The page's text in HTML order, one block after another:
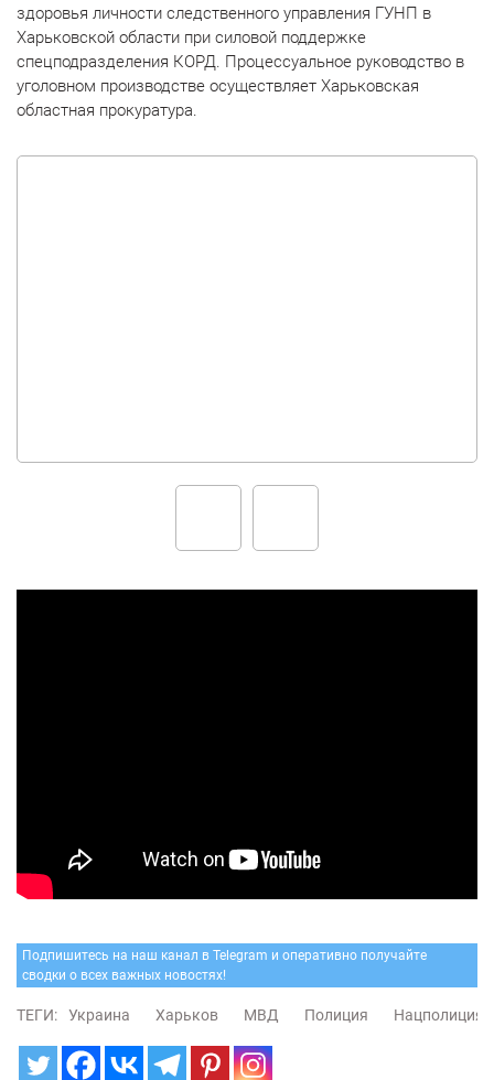
здоровья личности следственного управления ГУНП в
Харьковской области при силовой поддержке
спецподразделения КОРД. Процессуальное руководство в
уголовном производстве осуществляет Харьковская
областная прокуратура.
Подпишитесь на наш канал в Telegram и оперативно получайте
сводки о всех важных новостях!
ТЕГИ: Украина Харьков МВД Полиция Нацполиция